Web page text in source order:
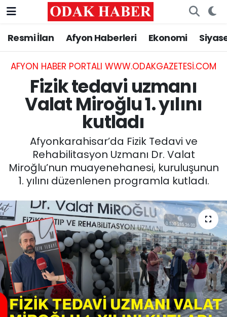
Resmi İlan Afyon Haberleri Ekonomi
AFYON HABER PORTALI WWW.ODAKGAZETESI.COM
Fizik tedavi uzmanı
Valat Miroğlu 1. yılını
kutladı
Afyonkarahisar’da Fizik Tedavi ve
Rehabilitasyon Uzmanı Dr. Valat
Miroğlu’nun muayenehanesi, kuruluşunun
1. yılını düzenlenen programla kutladı.
AFYONKARAHİSAR HABERLERİ
Resmi İlan
ASAYİŞ
SİYASET
EĞİTİM
SAĞLIK
SPOR
11:11 MANŞET
Nöbetçi Eczaneler
Hava Durumu
Trafik Durumu
Süper Lig Puan Durumu ve Fikstür
Tüm Manşetler
Son Dakika Haberleri